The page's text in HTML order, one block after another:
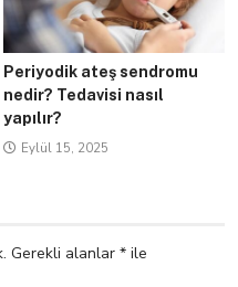
Periyodik ateş sendromu
nedir? Tedavisi nasıl
yapılır?
Eylül 15, 2025
Gerekli alanlar * ile